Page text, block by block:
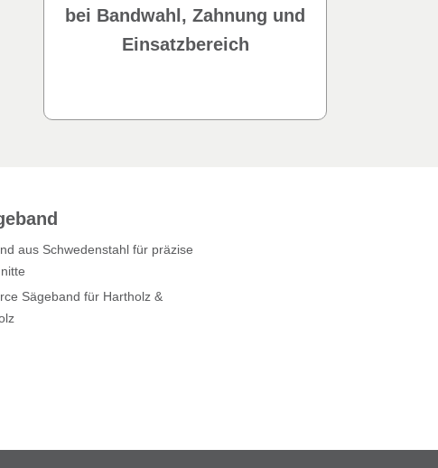
bei Bandwahl, Zahnung und
Einsatzbereich
aus Schwedenstahl für präzise
Sägeband für Hartholz &